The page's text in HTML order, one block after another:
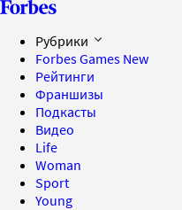
Рубрики
Forbes Games New
Рейтинги
Франшизы
Подкасты
Видео
Life
Woman
Sport
Young